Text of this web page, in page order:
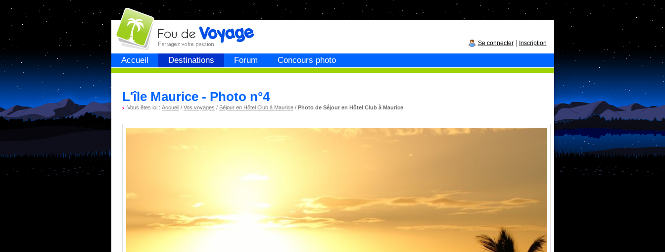
Accueil Destinations Forum Concours photo
Fou devoyage
Se connecter| Inscription
L'île Maurice - Photo n°4
Vous êtes ici : Accueil/ Vos voyages / Séjour en Hôtel Club à Maurice/ Photo de Séjour en Hôtel Club à Maurice